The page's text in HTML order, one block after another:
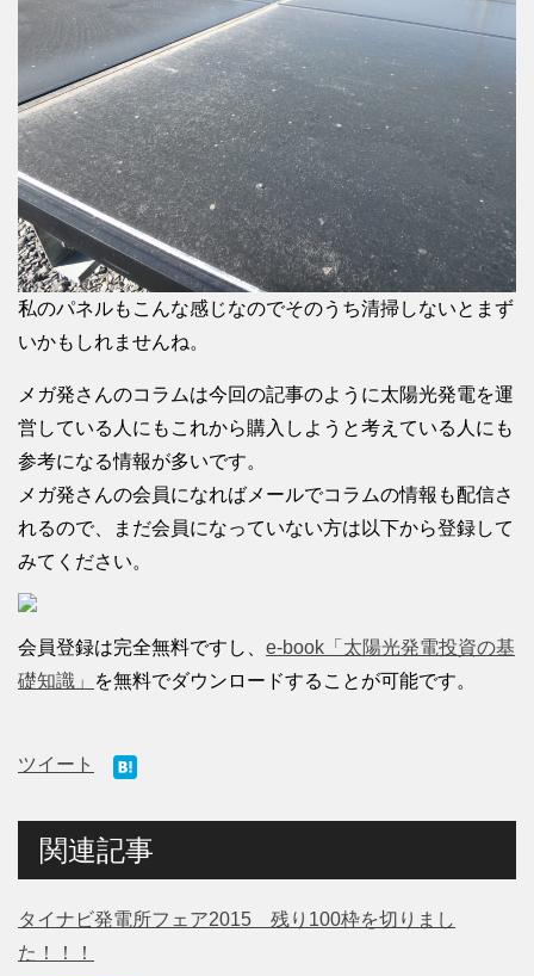
私のパネルもこんな感じなのでそのうち清掃しないとまず
いかもしれませんね。
メガ発さんのコラムは今回の記事のように太陽光発電を運
営している人にもこれから購入しようと考えている人にも
参考になる情報が多いです。
メガ発さんの会員になればメールでコラムの情報も配信さ
れるので、まだ会員になっていない方は以下から登録して
みてください。
会員登録は完全無料ですし、 e-book「太陽光発電投資の基
礎知識」
を無料でダウンロードすることが可能です。
ツイート
関連記事
タイナビ発電所フェア2015 残り100枠を切りまし
た！！！